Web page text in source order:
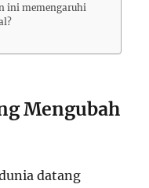
ini memengaruhi
Mengubah
datang